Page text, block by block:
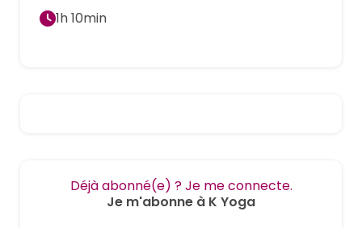
1h 10min
Déjà abonné(e) ? Je me connecte.
Je m'abonne à K Yoga